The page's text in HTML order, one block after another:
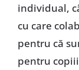
individual,
cu care
pentru că
pentru